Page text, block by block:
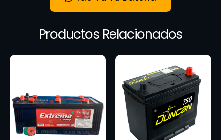
Productos Relacionados